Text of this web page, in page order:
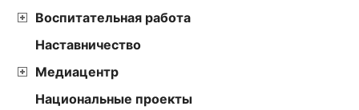
Воспитательная работа
Наставничество
Медиацентр
Национальные проекты